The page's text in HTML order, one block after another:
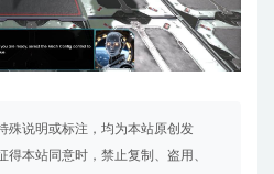
殊说明或标注，均为本站原创发
本站同意时，禁止复制、盗用、